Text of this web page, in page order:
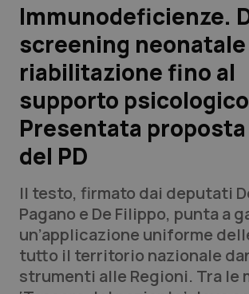
Scienza e Farmaci
Studi e Analisi
Lettere al direttore
Edizioni Regionali
QS Pro
Professionisti Sanitari.AI
Abruzzo
QS Pro Gold
Immunodeficienze.
screening neonatale
riabilitazione fino al
supporto
Presentata
del PD
Il testo, firmato dai deputati
Pagano e De Filippo, punta a
un’applicazione uniforme
tutto il territorio nazionale
strumenti alle Regioni. Tra le